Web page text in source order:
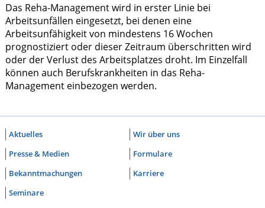
Das Reha-Management wird in erster Linie bei
Arbeitsunfällen eingesetzt, bei denen eine
Arbeitsunfähigkeit von mindestens 16 Wochen
prognostiziert oder dieser Zeitraum überschritten wird
oder der Verlust des Arbeitsplatzes droht. Im Einzelfall
können auch Berufskrankheiten in das Reha-
Management einbezogen werden.
Aktuelles
Wir über uns
Presse & Medien
Formulare
Bekanntmachungen
Karriere
Seminare